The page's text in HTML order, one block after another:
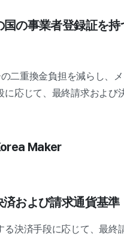
の事業者登録証を
二重換金負担を減らし、
に応じて、最終請求およ
Maker
済および請求通貨基準
る決済手段に応じて、最